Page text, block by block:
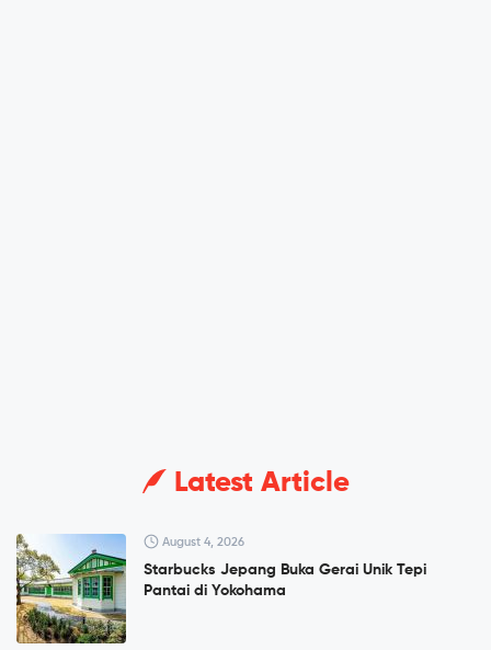
Latest Article
August 4, 2026
Starbucks Jepang Buka Gerai Unik Tepi
Pantai di Yokohama